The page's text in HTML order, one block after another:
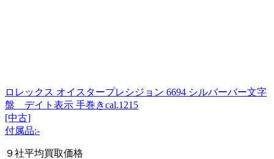
ロレックス オイスタープレシジョン 6694 シルバーバー文字
盤 デイト表示 手巻きcal.1215
[中古]
付属品:-
９社平均買取価格